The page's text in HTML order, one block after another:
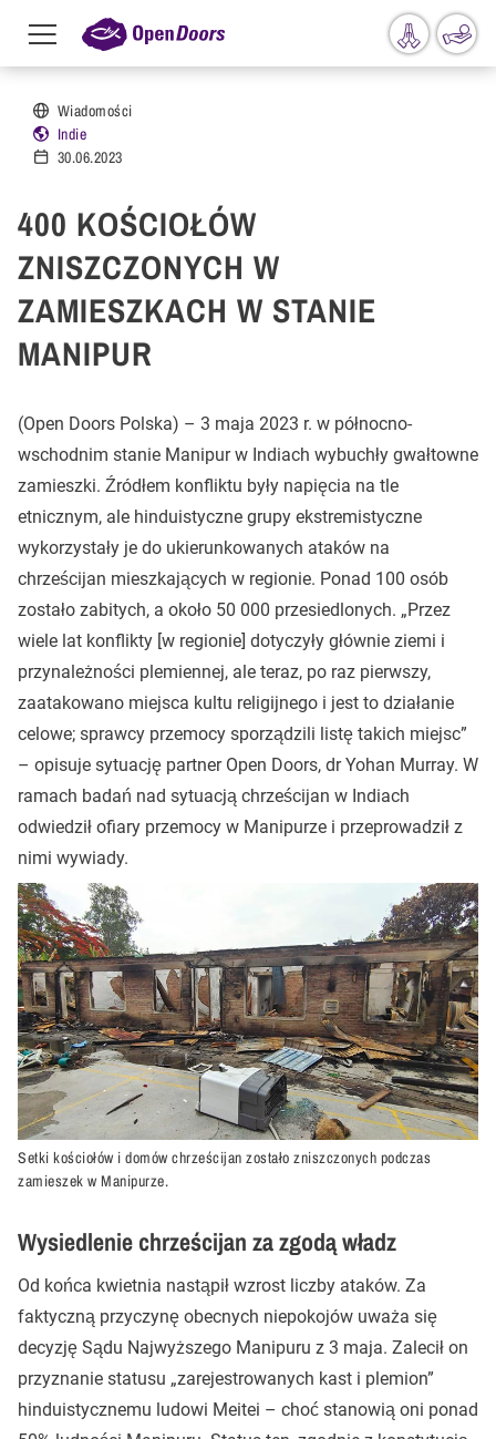
Przejdź do treści
Menu
toggle
Wiadomości
Indie
30.06.2023
400 KOŚCIOŁÓW
ZNISZCZONYCH W
ZAMIESZKACH W STANIE
MANIPUR
(Open Doors Polska) – 3 maja 2023 r. w północno-
wschodnim stanie Manipur w Indiach wybuchły gwałtowne
zamieszki. Źródłem konfliktu były napięcia na tle
etnicznym, ale hinduistyczne grupy ekstremistyczne
wykorzystały je do ukierunkowanych ataków na
chrześcijan mieszkających w regionie. Ponad 100 osób
zostało zabitych, a około 50 000 przesiedlonych. „Przez
wiele lat konflikty [w regionie] dotyczyły głównie ziemi i
przynależności plemiennej, ale teraz, po raz pierwszy,
zaatakowano miejsca kultu religijnego i jest to działanie
celowe; sprawcy przemocy sporządzili listę takich miejsc”
– opisuje sytuację partner Open Doors, dr Yohan Murray. W
ramach badań nad sytuacją chrześcijan w Indiach
odwiedził ofiary przemocy w Manipurze i przeprowadził z
nimi wywiady.
Setki kościołów i domów chrześcijan zostało zniszczonych podczas
zamieszek w Manipurze.
Wysiedlenie chrześcijan za zgodą władz
Od końca kwietnia nastąpił wzrost liczby ataków. Za
faktyczną przyczynę obecnych niepokojów uważa się
decyzję Sądu Najwyższego Manipuru z 3 maja. Zalecił on
przyznanie statusu „zarejestrowanych kast i plemion”
hinduistycznemu ludowi Meitei – choć stanowią oni ponad